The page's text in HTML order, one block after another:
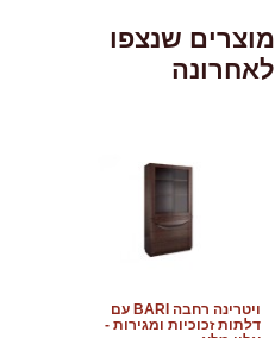
מוצרים שנצפו
לאחרונה
ויטרינה רחבה BARI עם
דלתות זכוכיות ומגירות -